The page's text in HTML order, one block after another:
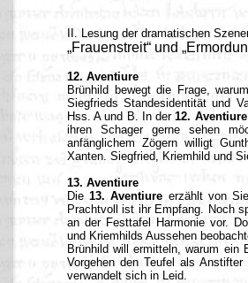
II. Lesung der dramatischen
„Frauenstreit“ und
12. Aventiure
Brünhild bewegt die Frage,
Siegfrieds Standesidentität und
Hss. A und B. In der12. Aventiure
ihren Schager gerne sehen
anfänglichem Zögern willigt
Xanten. Siegfried, Kriemhild und
13. Aventiure
Die13. Aventiure erzählt von
Prachtvoll ist ihr Empfang. Noch
an der Festtafel Harmonie vor.
und Kriemhilds Aussehen
Brünhild will ermitteln, warum ein
Vorgehen den Teufel als
verwandelt sich in Leid.